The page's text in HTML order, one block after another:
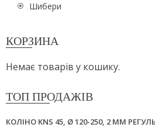
Шибери
КОРЗИНА
Немає товарів у кошику.
ТОП ПРОДАЖІВ
КОЛІНО KNS 45, Ø 120-250, 2 ММ